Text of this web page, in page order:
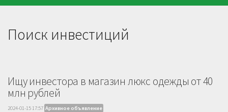
Поиск инвестиций
Ищу инвестора в магазин люкс одежды от 40
млн рублей
2024-01-15 17:57 Архивное объявление